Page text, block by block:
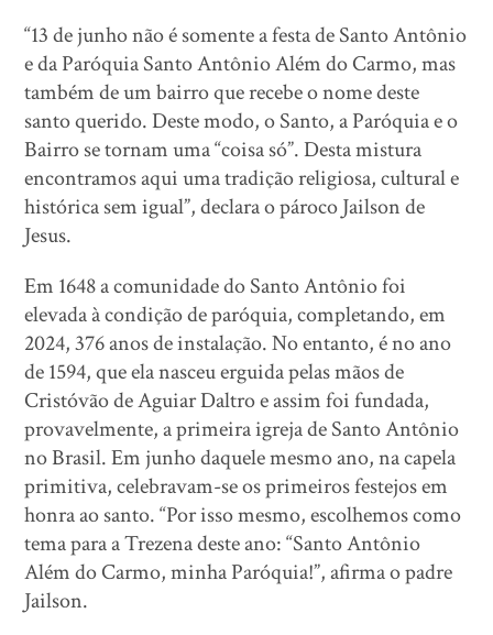
“13 de junho não é somente a festa de Santo Antônio
e da Paróquia Santo Antônio Além do Carmo, mas
também de um bairro que recebe o nome deste
santo querido. Deste modo, o Santo, a Paróquia e o
Bairro se tornam uma “coisa só”. Desta mistura
encontramos aqui uma tradição religiosa, cultural e
histórica sem igual”, declara o pároco Jailson de
Jesus.
Em 1648 a comunidade do Santo Antônio foi
elevada à condição de paróquia, completando, em
2024, 376 anos de instalação. No entanto, é no ano
de 1594, que ela nasceu erguida pelas mãos de
Cristóvão de Aguiar Daltro e assim foi fundada,
provavelmente, a primeira igreja de Santo Antônio
no Brasil. Em junho daquele mesmo ano, na capela
primitiva, celebravam-se os primeiros festejos em
honra ao santo. “Por isso mesmo, escolhemos como
tema para a Trezena deste ano: “Santo Antônio
Além do Carmo, minha Paróquia!”, afirma o padre
Jailson.